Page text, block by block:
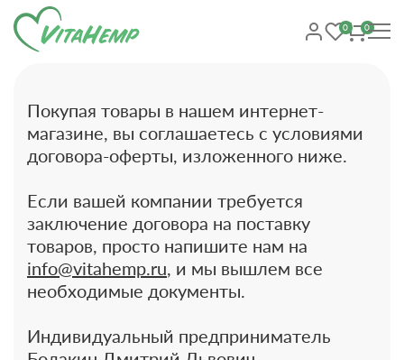
0 0
Покупая товары в нашем интернет-
магазине, вы соглашаетесь с условиями
договора-оферты, изложенного ниже.
Если вашей компании требуется
заключение договора на поставку
товаров, просто напишите нам на
info@vitahemp.ru, и мы вышлем все
необходимые документы.
Индивидуальный предприниматель